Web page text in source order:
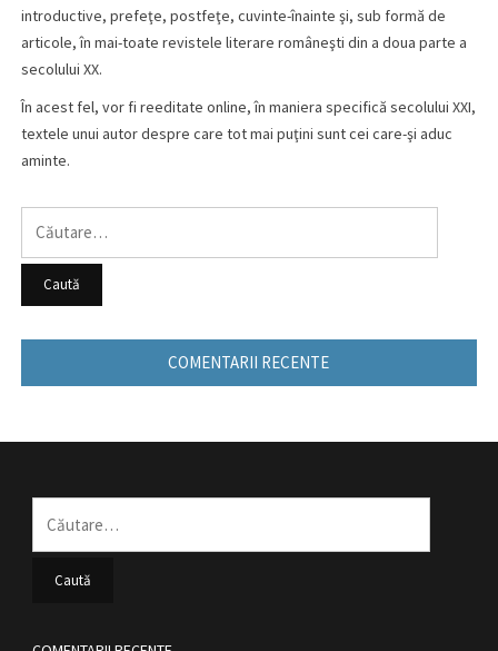
introductive, prefeţe, postfeţe, cuvinte-înainte şi, sub formă de
articole, în mai-toate revistele literare româneşti din a doua parte a
secolului XX.
În acest fel, vor fi reeditate online, în maniera specifică secolului XXI,
textele unui autor despre care tot mai puţini sunt cei care-şi aduc
aminte.
COMENTARII RECENTE